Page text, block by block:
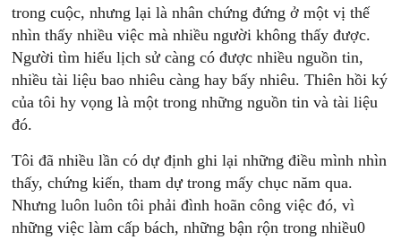
trong cuộc, nhưng lại là nhân chứng đứng ở một vị thế
nhìn thấy nhiều việc mà nhiều người không thấy được.
Người tìm hiểu lịch sử càng có được nhiều nguồn tin,
nhiều tài liệu bao nhiêu càng hay bấy nhiêu. Thiên hồi ký
của tôi hy vọng là một trong những nguồn tin và tài liệu
đó.
Tôi đã nhiều lần có dự định ghi lại những điều mình nhìn
thấy, chứng kiến, tham dự trong mấy chục năm qua.
Nhưng luôn luôn tôi phải đình hoãn công việc đó, vì
những việc làm cấp bách, những bận rộn trong nhiều0